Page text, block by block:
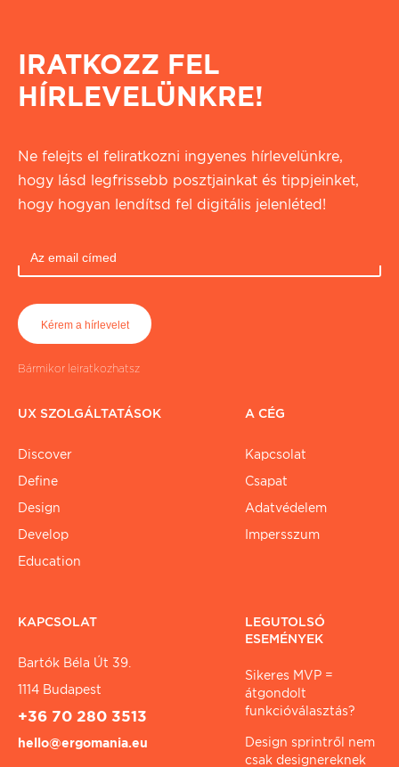
IRATKOZZ FEL
HÍRLEVELÜNKRE!
Ne felejts el feliratkozni ingyenes hírlevelünkre,
hogy lásd legfrissebb posztjainkat és tippjeinket,
hogy hogyan lendítsd fel digitális jelenléted!
Bármikor leiratkozhatsz
UX SZOLGÁLTATÁSOK
Discover
Define
Design
Develop
Education
A CÉG
Kapcsolat
Csapat
Adatvédelem
Impersszum
KAPCSOLAT
Bartók Béla Út 39.
1114 Budapest
+36 70 280 3513
hello@ergomania.eu
LEGUTOLSÓ
ESEMÉNYEK
Sikeres MVP =
átgondolt
funkcióválasztás?
Design sprintről nem
csak designereknek